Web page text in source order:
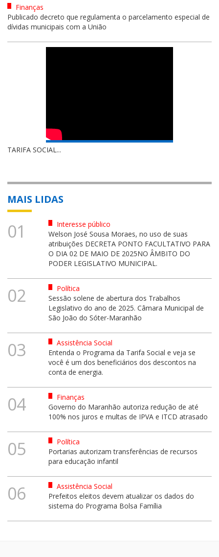
Finanças
Publicado decreto que regulamenta o parcelamento especial de
dívidas municipais com a União
TARIFA SOCIAL...
MAIS LIDAS
01
Interesse público
Welson José Sousa Moraes, no uso de suas
atribuições DECRETA PONTO FACULTATIVO PARA
O DIA 02 DE MAIO DE 2025NO ÂMBITO DO
PODER LEGISLATIVO MUNICIPAL.
02
Política
Sessão solene de abertura dos Trabalhos
Legislativo do ano de 2025. Câmara Municipal de
São João do Sóter-Maranhão
03
Assistência Social
Entenda o Programa da Tarifa Social e veja se
você é um dos beneficiários dos descontos na
conta de energia.
04
Finanças
Governo do Maranhão autoriza redução de até
100% nos juros e multas de IPVA e ITCD atrasado
05
Política
Portarias autorizam transferências de recursos
para educação infantil
06
Assistência Social
Prefeitos eleitos devem atualizar os dados do
sistema do Programa Bolsa Família